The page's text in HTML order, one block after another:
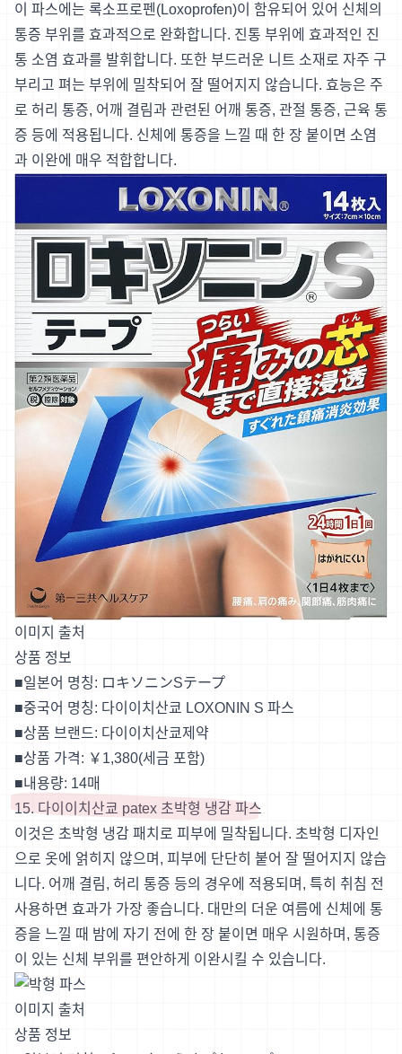
이 파스에는 록소프로펜(Loxoprofen)이 함유되어 있어 신체의
통증 부위를 효과적으로 완화합니다. 진통 부위에 효과적인 진
통 소염 효과를 발휘합니다. 또한 부드러운 니트 소재로 자주 구
부리고 펴는 부위에 밀착되어 잘 떨어지지 않습니다. 효능은 주
로 허리 통증, 어깨 결림과 관련된 어깨 통증, 관절 통증, 근육 통
증 등에 적용됩니다. 신체에 통증을 느낄 때 한 장 붙이면 소염
과 이완에 매우 적합합니다.
이미지 출처
상품 정보
■일본어 명칭: ロキソニンSテープ
■중국어 명칭: 다이이치산쿄 LOXONIN S 파스
■상품 브랜드: 다이이치산쿄제약
■상품 가격: ￥1,380(세금 포함)
■내용량: 14매
15. 다이이치산쿄 patex 초박형 냉감 파스
이것은 초박형 냉감 패치로 피부에 밀착됩니다. 초박형 디자인
으로 옷에 얽히지 않으며, 피부에 단단히 붙어 잘 떨어지지 않습
니다. 어깨 결림, 허리 통증 등의 경우에 적용되며, 특히 취침 전
사용하면 효과가 가장 좋습니다. 대만의 더운 여름에 신체에 통
증을 느낄 때 밤에 자기 전에 한 장 붙이면 매우 시원하며, 통증
이 있는 신체 부위를 편안하게 이완시킬 수 있습니다.
이미지 출처
상품 정보